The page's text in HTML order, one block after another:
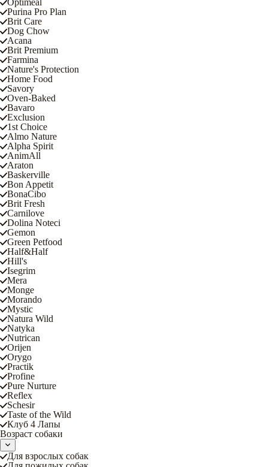
Purina Pro Plan
Brit Care
Dog Chow
Acana
Brit Premium
Farmina
Nature's Protection
Home Food
Savory
Oven-Baked
Bavaro
Exclusion
1st Choice
Almo Nature
Alpha Spirit
AnimAll
Araton
Baskerville
Bon Appetit
BonaCibo
Brit Fresh
Carnilove
Dolina Noteci
Gemon
Green Petfood
Half&Half
Hill's
Isegrim
Mera
Monge
Morando
Mystic
Natura Wild
Natyka
Nutrican
Orijen
Orygo
Practik
Profine
Pure Nurture
Reflex
Schesir
Taste of the Wild
Клуб 4 Лапы
Возраст собаки
Для взрослых собак